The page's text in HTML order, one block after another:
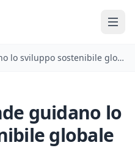
Perché le aziende guidano lo sviluppo sostenibile globale
guidano lo
globale